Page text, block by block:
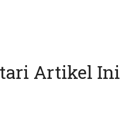
Artikel Ini